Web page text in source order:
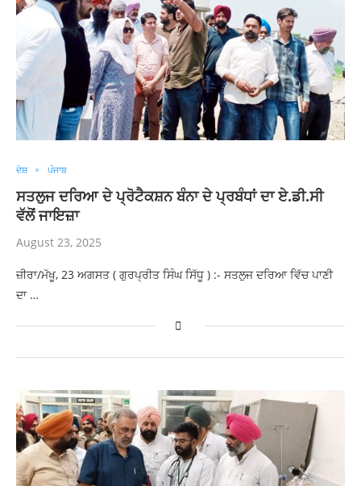
ਦੇਸ਼ ਪੰਜਾਬ
ਸਤਲੁਜ ਦਰਿਆ ਦੇ ਪ੍ਰੋਟੈਕਸ਼ਨ ਬੰਨਾ ਦੇ ਪ੍ਰਬੰਧਾਂ ਦਾ ਏ.ਡੀ.ਸੀ
ਵੱਲੋਂ ਜਾਇਜ਼ਾ
August 23, 2025
ਜ਼ੀਰਾ/ਮੱਖੂ, 23 ਅਗਸਤ ( ਗੁਰਪ੍ਰੀਤ ਸਿੰਘ ਸਿੱਧੂ ) :- ਸਤਲੁਜ ਦਰਿਆ ਵਿੱਚ ਪਾਣੀ
ਦਾ …